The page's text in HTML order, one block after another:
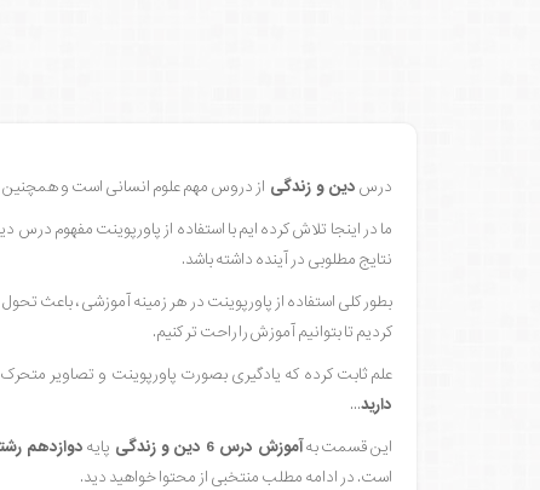
درس دین و زندگی از دروس مهم علوم انسانی است و همچنین
ما در اینجا تلاش کرده ایم با استفاده از پاورپوینت مفهوم
نتایج مطلوبی در آینده داشته باشد.
بطور کلی استفاده از پاورپوینت در هر زمینه آموزشی ، باعث
کردیم تا بتوانیم آموزش را راحت تر کنیم.
علم ثابت کرده که یادگیری بصورت پاورپوینت و تصاویر متحرک
دارید...
این قسمت بهآموزش درس 6 دین و زندگی پایه دوازدهم
است. در ادامه مطلب منتخبی از محتوا خواهید دید.